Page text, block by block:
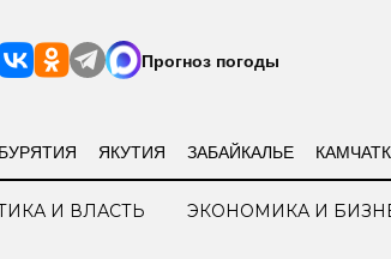
Прогноз погоды
БУРЯТИЯ ЯКУТИЯ ЗАБАЙКАЛЬЕ
И ВЛАСТЬ ЭКОНОМИКА И